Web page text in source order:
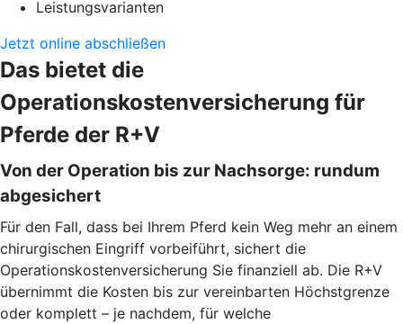
Leistungsvarianten
Jetzt online abschließen
Das bietet die
Operationskostenversicherung für
Pferde der R+V
Von der Operation bis zur Nachsorge: rundum
abgesichert
Für den Fall, dass bei Ihrem Pferd kein Weg mehr an einem
chirurgischen Eingriff vorbeiführt, sichert die
Operationskostenversicherung Sie finanziell ab. Die R+V
übernimmt die Kosten bis zur vereinbarten Höchstgrenze
oder komplett – je nachdem, für welche